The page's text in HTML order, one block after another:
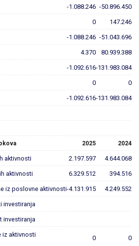
-1.088.246 -50.896.450
0 147.246
-1.088.246 -51.043.696
4.370 80.939.388
-1.092.616-131.983.084
0 0
-1.092.616-131.983.084
2025 2024
aktivnosti 2.197.597 4.644.068
aktivnosti 6.329.512 394.516
iz poslovne aktivnosti-4.131.915 4.249.552
investiranja
investiranja
iz aktivnosti
0 0